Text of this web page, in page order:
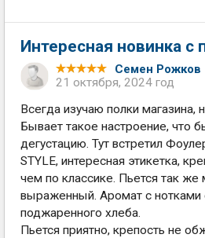
Интересная новинка с
Семен Рожков
21 октября, 2024 год
Всегда изучаю полки магазина,
Бывает такое настроение, что
дегустацию. Тут встретил
STYLE, интересная этикетка,
чем по классике. Пьется так же
выраженный. Аромат с нотками
поджаренного хлеба.
Пьется приятно, крепость не